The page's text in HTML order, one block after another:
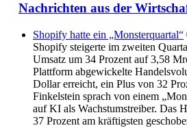
Nachrichten aus der
Shopify hatte ein „Monsterquartal“
Shopify steigerte im zweiten
Umsatz um 34 Prozent auf 3,58
Plattform abgewickelte
Dollar erreicht, ein Plus von 32
Finkelstein sprach von einem
auf KI als Wachstumstreiber. Das
37 Prozent am kräftigsten